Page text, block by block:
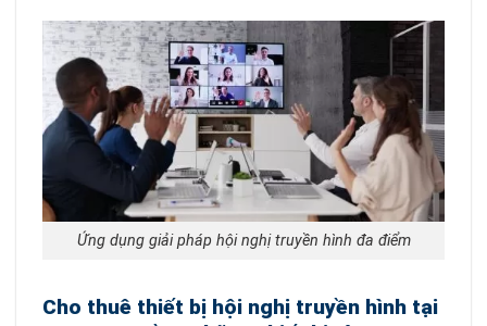
Ứng dụng giải pháp hội nghị truyền hình đa điểm
Cho thuê thiết bị hội nghị truyền hình tại